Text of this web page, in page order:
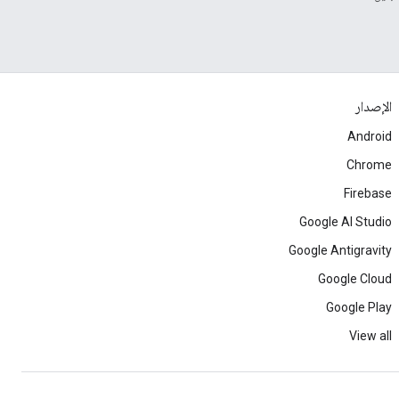
الإصدار
Android
Chrome
Firebase
Google AI Studio
Google Antigravity
Google Cloud
Google Play
View all